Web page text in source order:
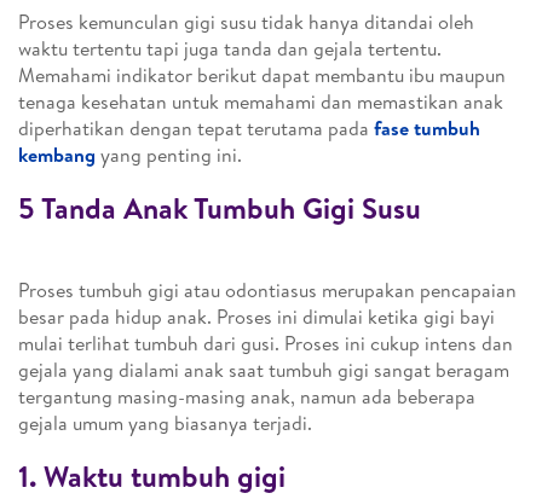
Proses kemunculan gigi susu tidak hanya ditandai oleh
waktu tertentu tapi juga tanda dan gejala tertentu.
Memahami indikator berikut dapat membantu ibu maupun
tenaga kesehatan untuk memahami dan memastikan anak
diperhatikan dengan tepat terutama pada fase tumbuh
kembang yang penting ini.
5 Tanda Anak Tumbuh Gigi Susu
Proses tumbuh gigi atau odontiasus merupakan pencapaian
besar pada hidup anak. Proses ini dimulai ketika gigi bayi
mulai terlihat tumbuh dari gusi. Proses ini cukup intens dan
gejala yang dialami anak saat tumbuh gigi sangat beragam
tergantung masing-masing anak, namun ada beberapa
gejala umum yang biasanya terjadi.
1. Waktu tumbuh gigi